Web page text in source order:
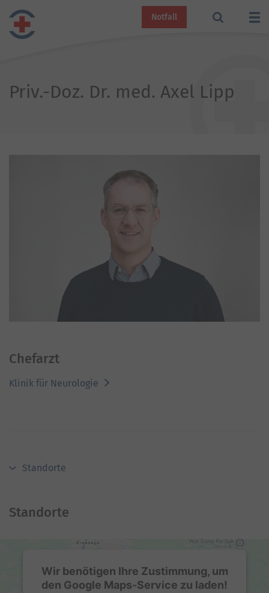
Notfall
Priv.-Doz. Dr. med. Axel Lipp
Chefarzt
Klinik für Neurologie
Standorte
Standorte
Wir benötigen Ihre Zustimmung, um
den Google Maps-Service zu laden!